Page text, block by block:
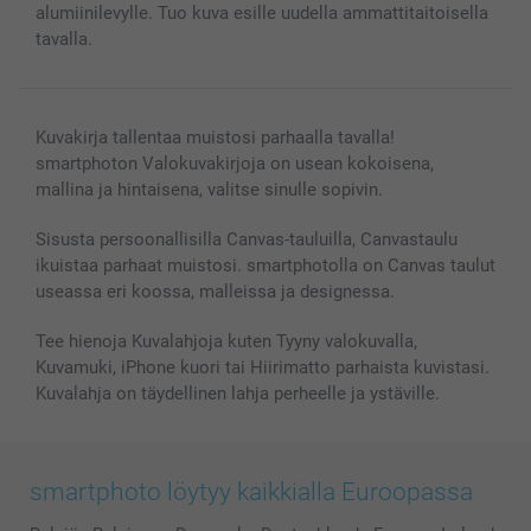
Valokuvakehykset & Lisätarvikkeet
alumiinilevylle. Tuo kuva esille uudella ammattitaitoisella
tavalla.
Kuvakirja tallentaa muistosi parhaalla tavalla!
smartphoton Valokuvakirjoja on usean kokoisena,
mallina ja hintaisena, valitse sinulle sopivin.
Sisusta persoonallisilla Canvas-tauluilla, Canvastaulu
ikuistaa parhaat muistosi. smartphotolla on Canvas taulut
useassa eri koossa, malleissa ja designessa.
Tee hienoja Kuvalahjoja kuten Tyyny valokuvalla,
Kuvamuki, iPhone kuori tai Hiirimatto parhaista kuvistasi.
Kuvalahja on täydellinen lahja perheelle ja ystäville.
smartphoto löytyy kaikkialla Euroopassa